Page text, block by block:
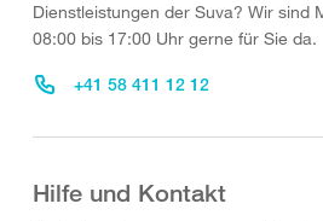
Dienstleistungen der Suva? Wir sind
08:00 bis 17:00 Uhr gerne für Sie da.
+41 58 411 12 12
Hilfe und Kontakt